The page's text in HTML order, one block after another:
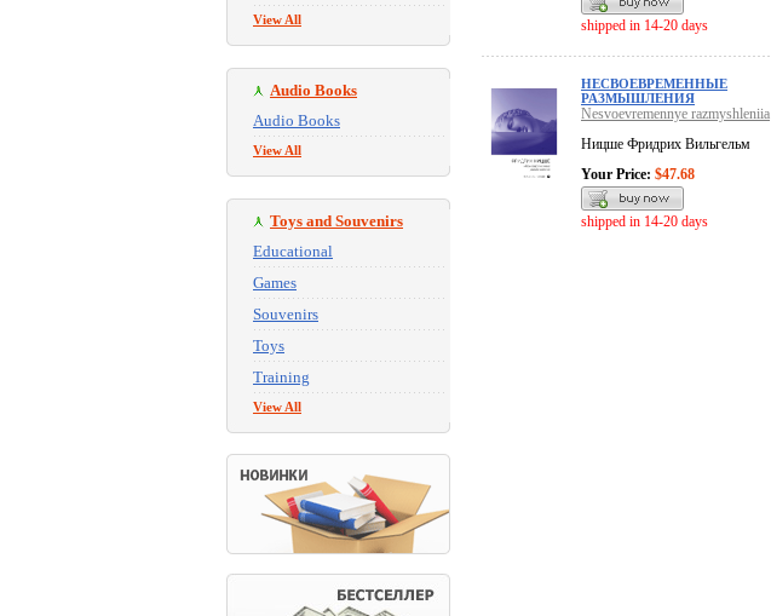
View All
Audio Books
Audio Books
View All
Toys and Souvenirs
Educational
Games
Souvenirs
Toys
Training
View All
shipped in 14-20 days
НЕСВОЕВРЕМЕННЫЕ
РАЗМЫШЛЕНИЯ
Nesvoevremennye razmyshleniia
Ницше Фридрих Вильгельм
Your Price: $47.68
shipped in 14-20 days